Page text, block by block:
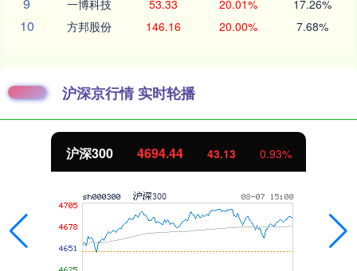
一博科技 53.33 20.01% 17.26%
10 方邦股份 146.16 20.00% 7.68%
沪深京行情 实时轮播
沪深300 4694.44 43.13 0.93%